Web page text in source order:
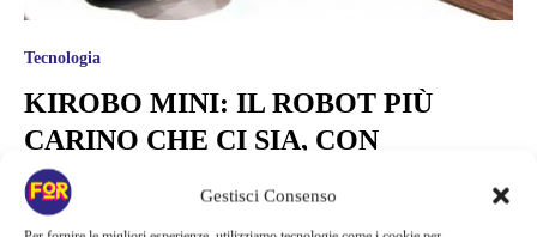
Gestisci Consenso
Tecnologia
KIROBO MINI: IL ROBOT PIÙ
CARINO CHE CI SIA, CON
EMOZIONI E PERSONALITÀ
Si dice che prima di poterti occupare di un essere vivente ci sono alcuni